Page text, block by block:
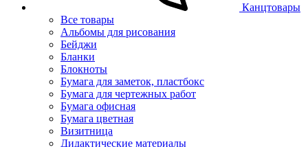
Канцтовары
Все товары
Альбомы для рисования
Бейджи
Бланки
Блокноты
Бумага для заметок, пластбокс
Бумага для чертежных работ
Бумага офисная
Бумага цветная
Визитница
Дидактические материалы